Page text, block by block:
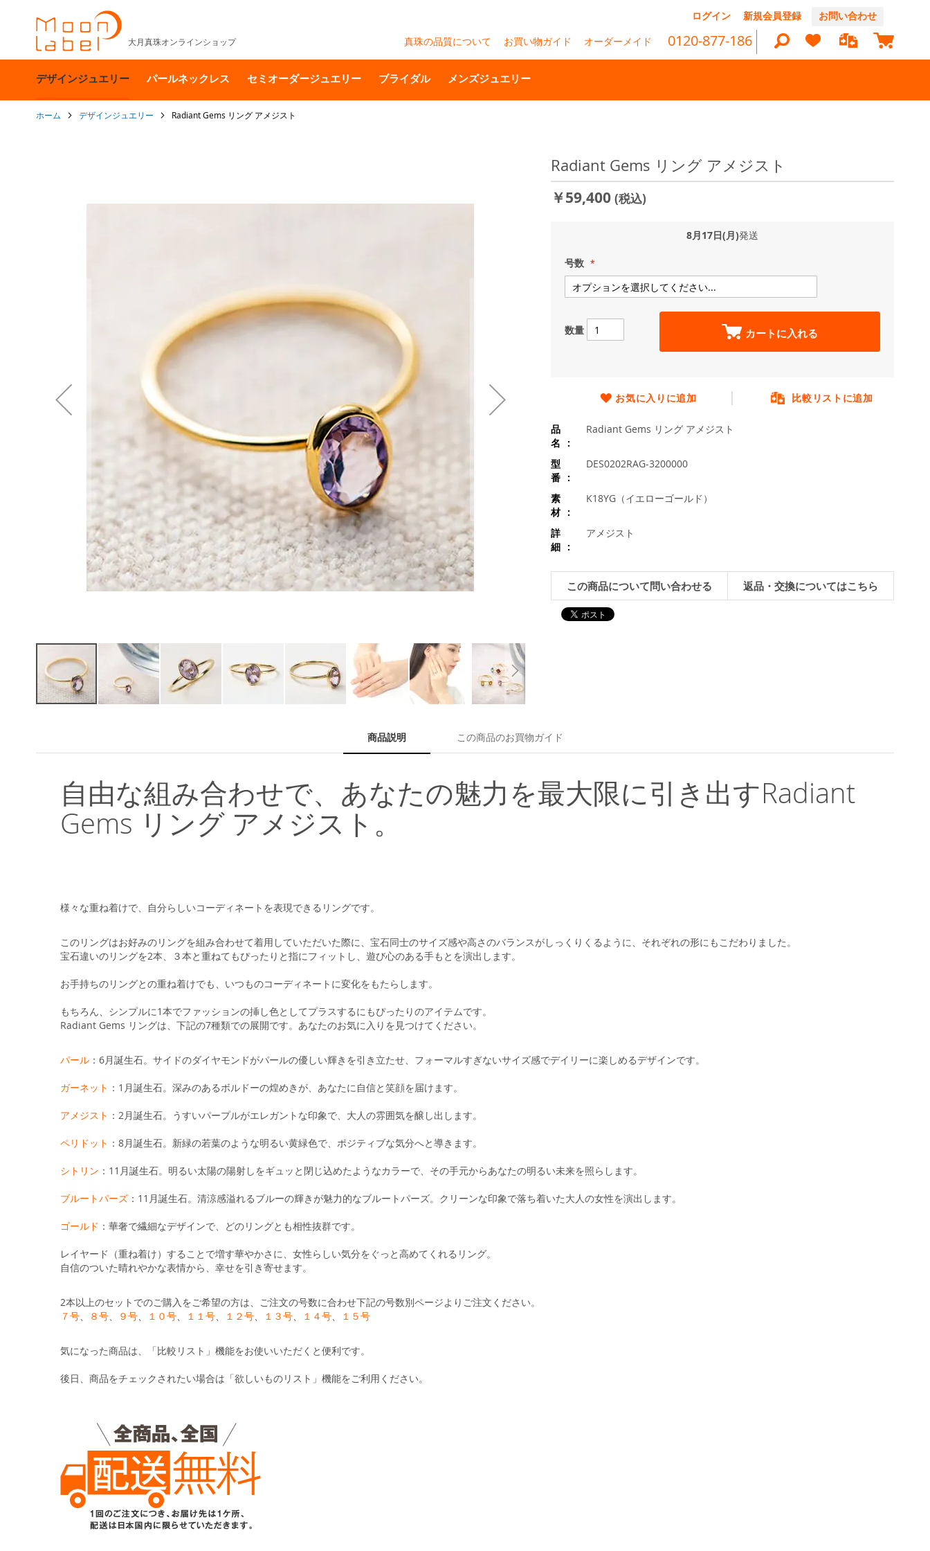
テ
ン
ツ
ログイン 新規会員登録 お問い合わせ
大月真珠オンラインショップ 真珠の品質について お買い物ガイド オーダーメイド 0120-877-186 マイカ
デザインジュエリー パールネックレス セミオーダージュエリー ブライダル メンズジュエリー
ホーム デザインジュエリー Radiant Gems リング アメジスト
ジ
Radiant Gems リング アメジスト
￥59,400 (税込)
8月17日(月)発送
号数
数量 カートに入れる
お気に入りに追加 比較リストに追加
品
名
Radiant Gems リング アメジスト
型
番
DES0202RAG-3200000
素
材
K18YG（イエローゴールド）
詳
細
アメジスト
この商品について問い合わせる 返品・交換についてはこちら
商品説明
自由な組み合わせで、あなたの魅力を最大限に引き出すRadiant
Gems リング アメジスト。
様々な重ね着けで、自分らしいコーディネートを表現できるリングです。
このリングはお好みのリングを組み合わせて着用していただいた際に、宝石同士のサイズ感や高さのバランスがしっくりくるように、それぞれの形にもこだわりました。
宝石違いのリングを2本、３本と重ねてもぴったりと指にフィットし、遊び心のある手もとを演出します。
お手持ちのリングとの重ね着けでも、いつものコーディネートに変化をもたらします。
もちろん、シンプルに1本でファッションの挿し色としてプラスするにもぴったりのアイテムです。
Radiant Gems リングは、下記の7種類での展開です。あなたのお気に入りを見つけてください。
パール ：6月誕生石。サイドのダイヤモンドがパールの優しい輝きを引き立たせ、フォーマルすぎないサイズ感でデイリーに楽しめるデザインです。
ガーネット ：1月誕生石。深みのあるボルドーの煌めきが、あなたに自信と笑顔を届けます。
アメジスト ：2月誕生石。うすいパープルがエレガントな印象で、大人の雰囲気を醸し出します。
ペリドット ：8月誕生石。新緑の若葉のような明るい黄緑色で、ポジティブな気分へと導きます。
シトリン ：11月誕生石。明るい太陽の陽射しをギュッと閉じ込めたようなカラーで、その手元からあなたの明るい未来を照らします。
ブルートパーズ ：11月誕生石。清涼感溢れるブルーの輝きが魅力的なブルートパーズ。クリーンな印象で落ち着いた大人の女性を演出します。
ゴールド ：華奢で繊細なデザインで、どのリングとも相性抜群です。
レイヤード（重ね着け）することで増す華やかさに、女性らしい気分をぐっと高めてくれるリング。
自信のついた晴れやかな表情から、幸せを引き寄せます。
2本以上のセットでのご購入をご希望の方は、ご注文の号数に合わせ下記の号数別ページよりご注文ください。
７号、 ８号、 ９号、 １０号、 １１号、 １２号、 １３号、 １４号、 １５号
気になった商品は、「比較リスト」機能をお使いいただくと便利です。
後日、商品をチェックされたい場合は「欲しいものリスト」機能をご利用ください。
この商品のお買物ガイド